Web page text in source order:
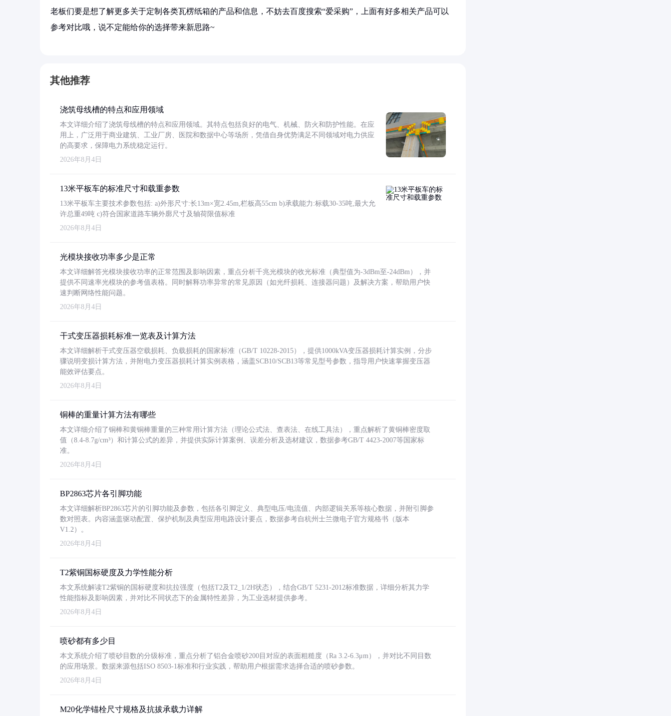
老板们要是想了解更多关于定制各类瓦楞纸箱的产品和信息，不妨去百度搜索“爱采购”，上面有好多相关产品可以
参考对比哦，说不定能给你的选择带来新思路~
其他推荐
浇筑母线槽的特点和应用领域
本文详细介绍了浇筑母线槽的特点和应用领域。其特点包括良好的电气、机械、防火和防护性能。在应
用上，广泛用于商业建筑、工业厂房、医院和数据中心等场所，凭借自身优势满足不同领域对电力供应
的高要求，保障电力系统稳定运行。
2026年8月4日
13米平板车的标准尺寸和载重参数
13米平板车主要技术参数包括: a)外形尺寸:长13m×宽2.45m,栏板高55cm b)承载能力:标载30-35吨,最大允
许总重49吨 c)符合国家道路车辆外廓尺寸及轴荷限值标准
2026年8月4日
光模块接收功率多少是正常
本文详细解答光模块接收功率的正常范围及影响因素，重点分析千兆光模块的收光标准（典型值为-3dBm至-24dBm），并
提供不同速率光模块的参考值表格。同时解释功率异常的常见原因（如光纤损耗、连接器问题）及解决方案，帮助用户快
速判断网络性能问题。
2026年8月4日
干式变压器损耗标准一览表及计算方法
本文详细解析干式变压器空载损耗、负载损耗的国家标准（GB/T 10228-2015），提供1000kVA变压器损耗计算实例，分步
骤说明变损计算方法，并附电力变压器损耗计算实例表格，涵盖SCB10/SCB13等常见型号参数，指导用户快速掌握变压器
能效评估要点。
2026年8月4日
铜棒的重量计算方法有哪些
本文详细介绍了铜棒和黄铜棒重量的三种常用计算方法（理论公式法、查表法、在线工具法），重点解析了黄铜棒密度取
值（8.4-8.7g/cm³）和计算公式的差异，并提供实际计算案例、误差分析及选材建议，数据参考GB/T 4423-2007等国家标
准。
2026年8月4日
BP2863芯片各引脚功能
本文详细解析BP2863芯片的引脚功能及参数，包括各引脚定义、典型电压/电流值、内部逻辑关系等核心数据，并附引脚参
数对照表。内容涵盖驱动配置、保护机制及典型应用电路设计要点，数据参考自杭州士兰微电子官方规格书（版本
V1.2）。
2026年8月4日
T2紫铜国标硬度及力学性能分析
本文系统解读T2紫铜的国标硬度和抗拉强度（包括T2及T2_1/2H状态），结合GB/T 5231-2012标准数据，详细分析其力学
性能指标及影响因素，并对比不同状态下的金属特性差异，为工业选材提供参考。
2026年8月4日
喷砂都有多少目
本文系统介绍了喷砂目数的分级标准，重点分析了铝合金喷砂200目对应的表面粗糙度（Ra 3.2-6.3μm），并对比不同目数
的应用场景。数据来源包括ISO 8503-1标准和行业实践，帮助用户根据需求选择合适的喷砂参数。
2026年8月4日
M20化学锚栓尺寸规格及抗拔承载力详解